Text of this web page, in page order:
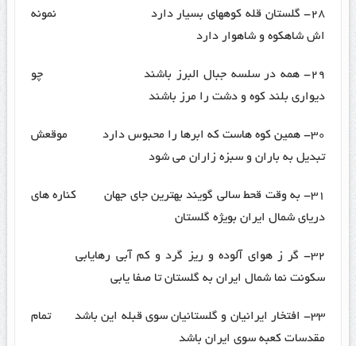
۲۸- گلستان قله کوههای بسیار دارد نمونه
اش شاهکوه و شاهوار دارد
۲۹- همه در سلسه جبال البرز باشند چو
دیواری بلند کوه و دشت را مرز باشند
۳۰- همین کوه هاست که ابرها را محبوس دارد موقعش
تبدیل به باران و سبزه زاران می شود
۳۱- به وقت قحط سالی گویند بهترین جای جهان کناره های
دریای شمال ایران بویژه گلستان
۳۲- گر ز هوای آلوده و ریز گرد و کم آبی رهایابی
سکونت نما شمال ایران به گلستان تا صفا یابی
۳۳- افتخار ایرانیان و گلستانیان سوی قبله این باشد تمام
مقدسات کعبه سوی ایران باشد